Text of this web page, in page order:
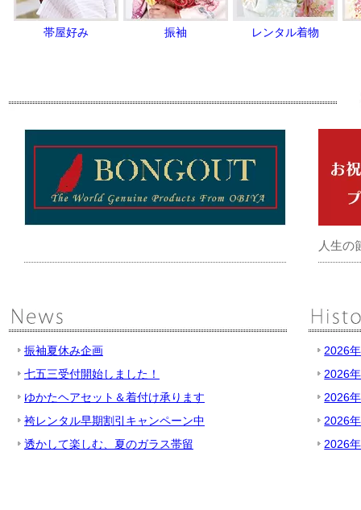
帯屋好み 振袖 レンタル着物
人生の
振袖夏休み企画
七五三受付開始しました！
ゆかたヘアセット＆着付け承ります
袴レンタル早期割引キャンペーン中
透かして楽しむ、夏のガラス帯留
2026
2026
2026
2026
2026